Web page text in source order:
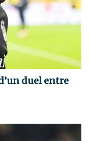
duel entre